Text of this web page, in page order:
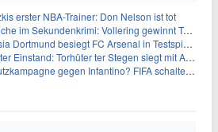
erster NBA-Trainer: Don Nelson ist tot
im Sekundenkrimi: Vollering gewinnt Tour
Dortmund besiegt FC Arsenal in Testspiel mit 3:2
Einstand: Torhüter ter Stegen siegt mit Ajax
gegen Infantino? FIFA schaltet auf Angriff